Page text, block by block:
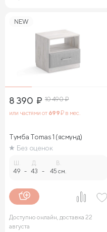
NEW
8 390 ₽ 10 490₽
или частями от 699₽ в мес.
Тумба Tomas 1 (ясмунд)
Без оценок
49 -
Д.
43 -
В.
45 см.
Доступно онлайн, доставка 22
августа